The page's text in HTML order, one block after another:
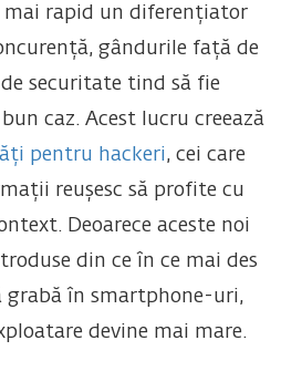
rapid un diferențiator
gândurile față de
securitate tind să fie
caz. Acest lucru creează
pentru hackeri, cei care
reușesc să profite cu
Deoarece aceste noi
din ce în ce mai des
în smartphone-uri,
devine mai mare.